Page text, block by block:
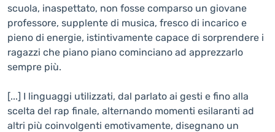
scuola, inaspettato, non fosse comparso un giovane
professore, supplente di musica, fresco di incarico e
pieno di energie, istintivamente capace di sorprendere i
ragazzi che piano piano cominciano ad apprezzarlo
sempre più.
[...] I linguaggi utilizzati, dal parlato ai gesti e fino alla
scelta del rap finale, alternando momenti esilaranti ad
altri più coinvolgenti emotivamente, disegnano un